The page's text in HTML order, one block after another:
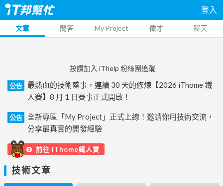
登入
文章 問答 My Project 徵才 聊天
按讚加入 iThelp 粉絲團追蹤
公告
最熱血的技術盛事，連續 30 天的修煉【2026 iThome 鐵
人賽】8 月 1 日賽事正式開啟！
公告
全新專區「My Project」正式上線！邀請你用技術交流，
分享最真實的開發經驗
前往 iThome鐵人賽
技術文章